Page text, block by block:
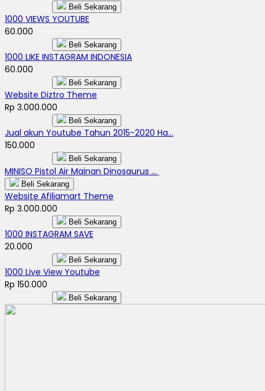
Beli Sekarang
1000 VIEWS YOUTUBE
60.000
Beli Sekarang
1000 LIKE INSTAGRAM INDONESIA
60.000
Beli Sekarang
Website Diztro Theme
Rp 3.000.000
Beli Sekarang
Jual akun Youtube Tahun 2015-2020 Ha...
150.000
Beli Sekarang
MINISO Pistol Air Mainan Dinosaurus ...
Beli Sekarang
Website Afiliamart Theme
Rp 3.000.000
Beli Sekarang
1000 INSTAGRAM SAVE
20.000
Beli Sekarang
1000 Live View Youtube
Rp 150.000
Beli Sekarang